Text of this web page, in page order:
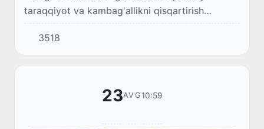
taraqqiyot va kambag'allikni qisqartirish
vazirining o'rinbosari — Mahallabay ishlash va
tadbirkorlikni rivojlantirish agentligi direktori...
3518
23AVG10:59